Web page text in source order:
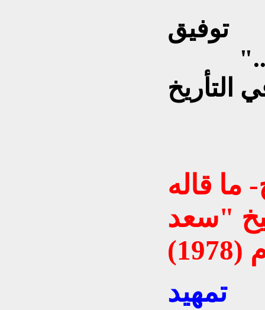
توفيق
"عميد ركن متقاعد...
ما قاله
"سعد
تمهيد